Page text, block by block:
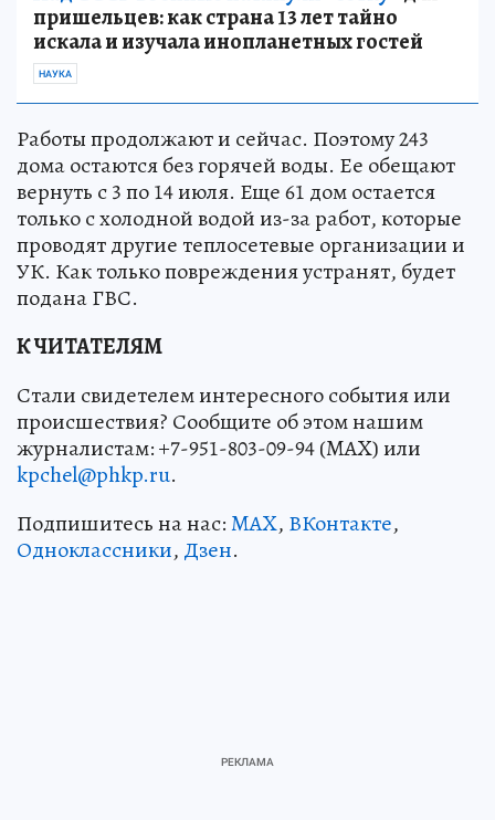
пришельцев: как страна 13 лет тайно
искала и изучала инопланетных гостей
НАУКА
Работы продолжают и сейчас. Поэтому 243
дома остаются без горячей воды. Ее обещают
вернуть с 3 по 14 июля. Еще 61 дом остается
только с холодной водой из-за работ, которые
проводят другие теплосетевые организации и
УК. Как только повреждения устранят, будет
подана ГВС.
К ЧИТАТЕЛЯМ
Стали свидетелем интересного события или
происшествия? Сообщите об этом нашим
журналистам: +7-951-803-09-94 (MAX) или
kpchel@phkp.ru.
Подпишитесь на нас:MAX, ВКонтакте,
Одноклассники, Дзен.